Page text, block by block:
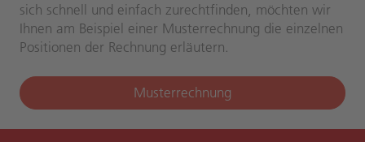
sich schnell und einfach zurechtfinden, möchten wir
Ihnen am Beispiel einer Musterrechnung die einzelnen
Positionen der Rechnung erläutern.
Musterrechnung